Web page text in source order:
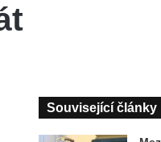
Související články